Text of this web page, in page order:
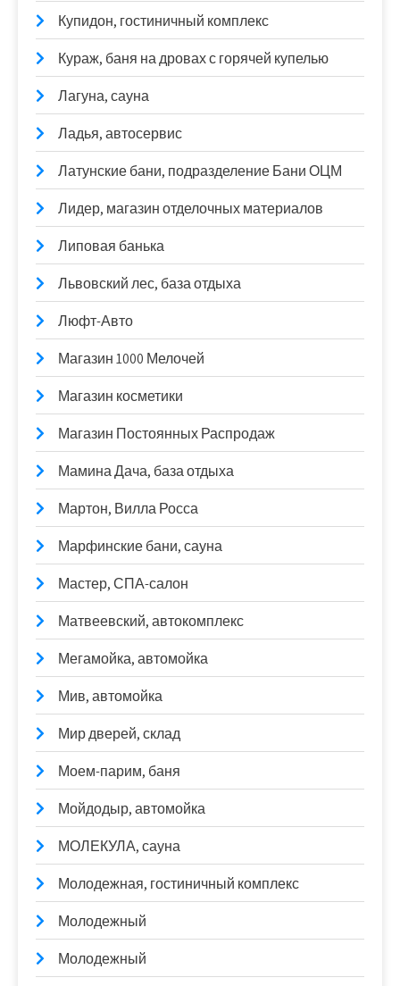
Купидон, гостиничный комплекс
Кураж, баня на дровах с горячей купелью
Лагуна, сауна
Ладья, автосервис
Латунские бани, подразделение Бани ОЦМ
Лидер, магазин отделочных материалов
Липовая банька
Львовский лес, база отдыха
Люфт-Авто
Магазин 1000 Мелочей
Магазин косметики
Магазин Постоянных Распродаж
Мамина Дача, база отдыха
Мартон, Вилла Росса
Марфинские бани, сауна
Мастер, СПА-салон
Матвеевский, автокомплекс
Мегамойка, автомойка
Мив, автомойка
Мир дверей, склад
Моем-парим, баня
Мойдодыр, автомойка
МОЛЕКУЛА, сауна
Молодежная, гостиничный комплекс
Молодежный
Молодежный